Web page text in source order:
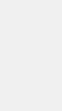
telefon.